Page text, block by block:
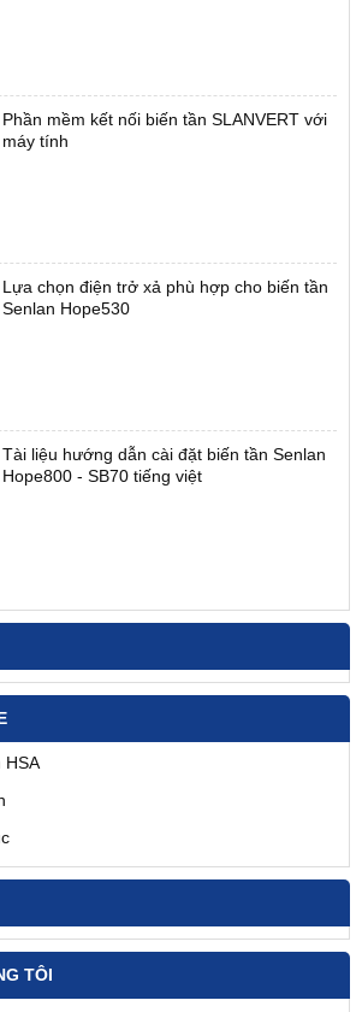
Phần mềm kết nối biến tần SLANVERT với
máy tính
Lựa chọn điện trở xả phù hợp cho biến tần
Senlan Hope530
Tài liệu hướng dẫn cài đặt biến tần Senlan
Hope800 - SB70 tiếng việt
HSA
TÔI